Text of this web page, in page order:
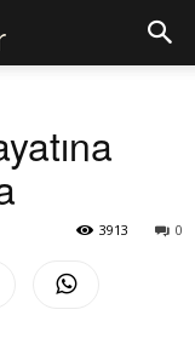
0
3913